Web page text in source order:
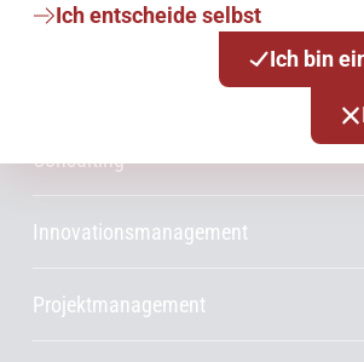
Ich entscheide selbst
Ich bin
Services & Produkte
Consulting
Innovationsmanagement
Projektmanagement